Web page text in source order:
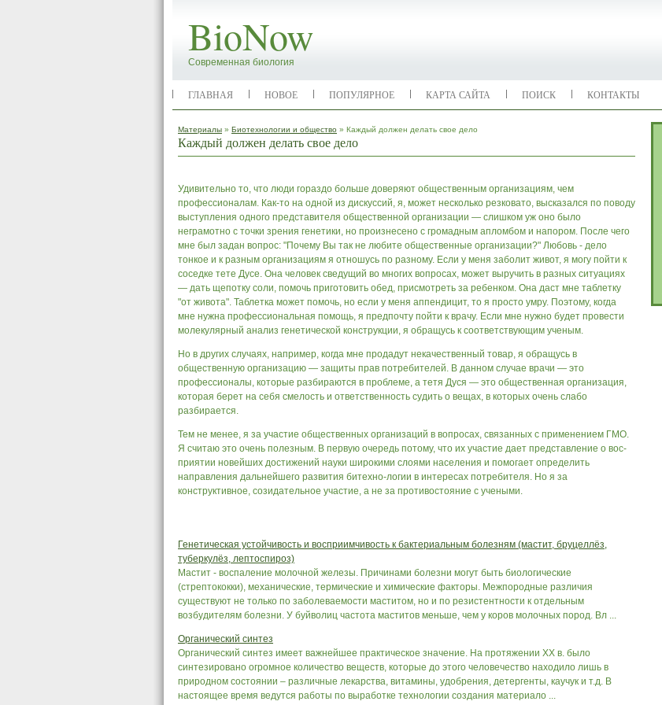
BioNow
Современная биология
ГЛАВНАЯ НОВОЕ ПОПУЛЯРНОЕ КАРТА САЙТА ПОИСК КОНТАКТЫ
Материалы » Биотехнологии и общество » Каждый должен делать свое дело
Каждый должен делать свое дело
Удивительно то, что люди гораздо больше доверяют общественным организациям, чем
профессионалам. Как-то на одной из дискуссий, я, может несколько резковато, высказался по поводу
выступления од­ного представителя общественной организации — слишком уж оно было
неграмотно с точки зрения генетики, но произнесено с громадным апломбом и напором. После чего
мне был задан вопрос: "Поче­му Вы так не любите общественные организации?" Любовь - дело
тонкое и к разным организациям я отношусь по разному. Если у ме­ня заболит живот, я могу пойти к
соседке тете Дусе. Она человек све­дущий во многих вопросах, может выручить в разных ситуациях
— дать щепотку соли, помочь приготовить обед, присмотреть за ребен­ком. Она даст мне таблетку
"от живота". Таблетка может помочь, но если у меня аппендицит, то я просто умру. Поэтому, когда
мне нуж­на профессиональная помощь, я предпочту пойти к врачу. Если мне нужно будет провести
молекулярный анализ генетической конструк­ции, я обращусь к соответствующим ученым.
Но в других случаях, например, когда мне продадут некачественный товар, я обращусь в
общественную организацию — защиты прав по­требителей. В данном случае врачи — это
профессионалы, которые разбираются в проблеме, а тетя Дуся — это общественная организа­ция,
которая берет на себя смелость и ответственность судить о ве­щах, в которых очень слабо
разбирается.
Тем не менее, я за участие общественных организаций в вопросах, связанных с применением ГМО.
Я считаю это очень полезным. В первую очередь потому, что их участие дает представление о вос­
приятии новейших достижений науки широкими слоями населения и помогает определить
направления дальнейшего развития битехно-логии в интересах потребителя. Но я за
конструктивное, созидатель­ное участие, а не за противостояние с учеными.
Генетическая устойчивость и восприимчивость к бактериальным болезням (мастит, бруцеллёз,
туберкулёз, лептоспироз)
Мастит - воспаление молочной железы. Причинами болезни могут быть биологические
(стрептококки), механические, термические и химические факторы. Межпородные различия
существуют не только по заболеваемости маститом, но и по резистентности к отдельным
возбудителям болезни. У буйволиц частота маститов меньше, чем у коров молочных пород. Вл ...
Органический синтез
Органический синтез имеет важнейшее практическое значение. На протяжении ХХ в. было
синтезировано огромное количество веществ, которые до этого человечество находило лишь в
природном состоянии – различные лекарства, витамины, удобрения, детергенты, каучук и т.д. В
настоящее время ведутся работы по выработке технологии создания материало ...